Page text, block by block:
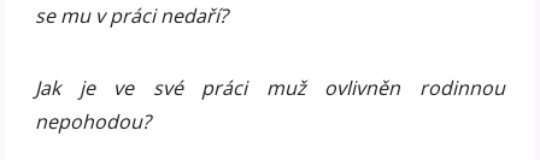
se mu v práci nedaří?
Jak je ve své práci muž ovlivněn rodinnou
nepohodou?